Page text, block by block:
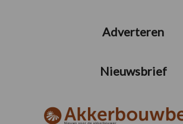
Adverteren
Nieuwsbrief